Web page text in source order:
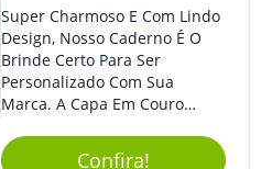
Mais Charme, O Que
Certamente Agregará Grande
Destaque À Sua Marca.
Super Charmoso E Com Lindo
Design, Nosso Caderno É O
Brinde Certo Para Ser
Personalizado Com Sua
Marca. A Capa Em Couro
Elástico Permite Maior
Confira!